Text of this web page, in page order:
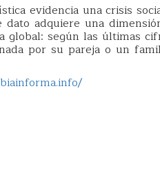
evidencia una crisis
dato adquiere una
global: según las últimas
por su pareja o un